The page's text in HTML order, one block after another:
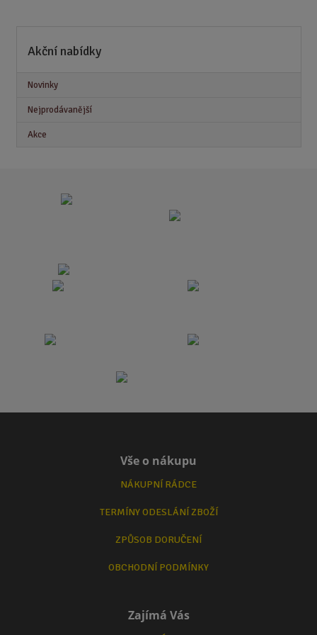
Akční nabídky
Novinky
Nejprodávanější
Akce
Vše o nákupu
NÁKUPNÍ RÁDCE
TERMÍNY ODESLÁNÍ ZBOŽÍ
ZPŮSOB DORUČENÍ
OBCHODNÍ PODMÍNKY
Zajímá Vás